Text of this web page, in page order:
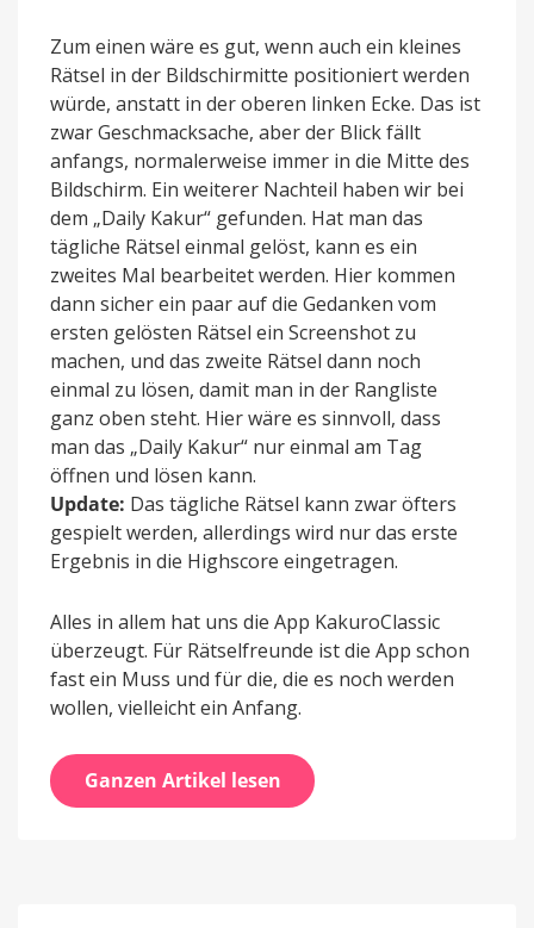
Zum einen wäre es gut, wenn auch ein kleines
Rätsel in der Bildschirmitte positioniert werden
würde, anstatt in der oberen linken Ecke. Das ist
zwar Geschmacksache, aber der Blick fällt
anfangs, normalerweise immer in die Mitte des
Bildschirm. Ein weiterer Nachteil haben wir bei
dem „Daily Kakur“ gefunden. Hat man das
tägliche Rätsel einmal gelöst, kann es ein
zweites Mal bearbeitet werden. Hier kommen
dann sicher ein paar auf die Gedanken vom
ersten gelösten Rätsel ein Screenshot zu
machen, und das zweite Rätsel dann noch
einmal zu lösen, damit man in der Rangliste
ganz oben steht. Hier wäre es sinnvoll, dass
man das „Daily Kakur“ nur einmal am Tag
öffnen und lösen kann.
Update: Das tägliche Rätsel kann zwar öfters
gespielt werden, allerdings wird nur das erste
Ergebnis in die Highscore eingetragen.
Alles in allem hat uns die App KakuroClassic
überzeugt. Für Rätselfreunde ist die App schon
fast ein Muss und für die, die es noch werden
wollen, vielleicht ein Anfang.
Ganzen Artikel lesen